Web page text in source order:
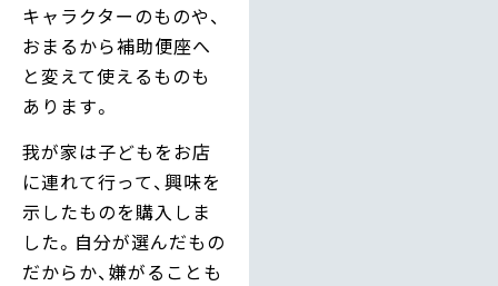
キャラクターのものや、
おまるから補助便座へ
と変えて使えるものも
あります。
我が家は子どもをお店
に連れて行って、興味を
示したものを購入しま
した。自分が選んだもの
だからか、嫌がることも